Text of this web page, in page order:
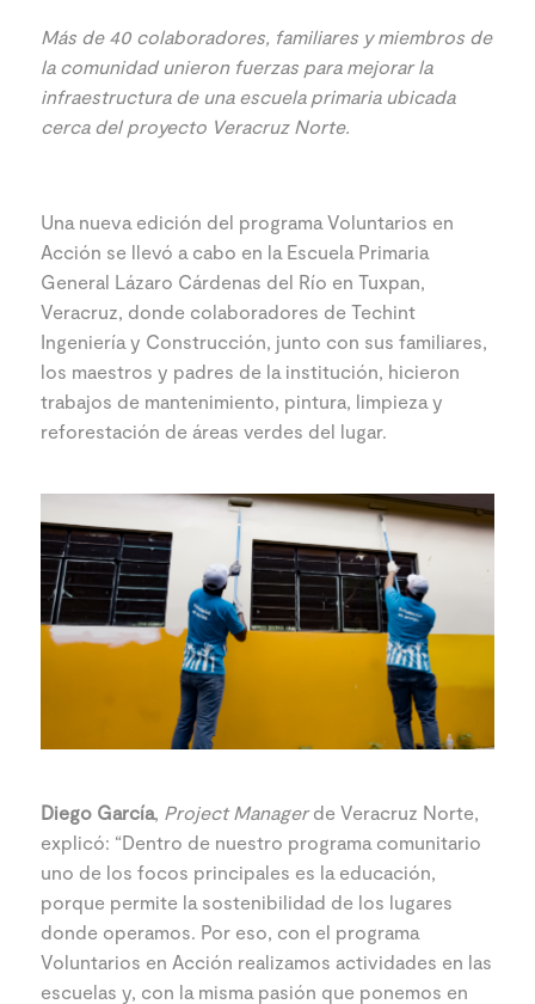
Más de 40 colaboradores, familiares y miembros de
la comunidad unieron fuerzas para mejorar la
infraestructura de una escuela primaria ubicada
cerca del proyecto Veracruz Norte.
Una nueva edición del programa Voluntarios en
Acción se llevó a cabo en la Escuela Primaria
General Lázaro Cárdenas del Río en Tuxpan,
Veracruz, donde colaboradores de Techint
Ingeniería y Construcción, junto con sus familiares,
los maestros y padres de la institución, hicieron
trabajos de mantenimiento, pintura, limpieza y
reforestación de áreas verdes del lugar.
Diego García, Project Managerde Veracruz Norte,
explicó: “Dentro de nuestro programa comunitario
uno de los focos principales es la educación,
porque permite la sostenibilidad de los lugares
donde operamos. Por eso, con el programa
Voluntarios en Acción realizamos actividades en las
escuelas y, con la misma pasión que ponemos en